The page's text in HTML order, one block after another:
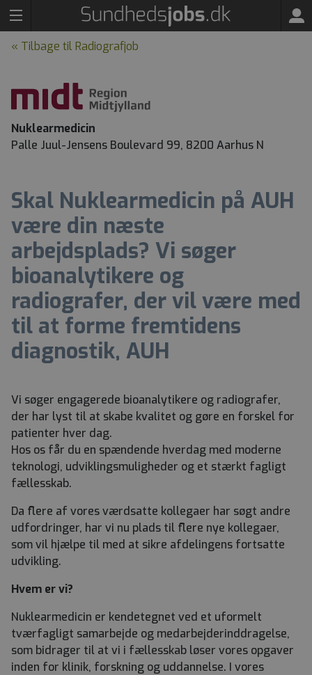
« Tilbage til Radiografjob
Nuklearmedicin
Palle Juul-Jensens Boulevard 99, 8200 Aarhus N
Skal Nuklearmedicin på AUH
være din næste
arbejdsplads? Vi søger
bioanalytikere og
radiografer, der vil være med
til at forme fremtidens
diagnostik, AUH
Vi søger engagerede bioanalytikere og radiografer,
der har lyst til at skabe kvalitet og gøre en forskel for
patienter hver dag.
Hos os får du en spændende hverdag med moderne
teknologi, udviklingsmuligheder og et stærkt fagligt
fællesskab.
Da flere af vores værdsatte kollegaer har søgt andre
udfordringer, har vi nu plads til flere nye kollegaer,
som vil hjælpe til med at sikre afdelingens fortsatte
udvikling.
Hvem er vi?
Nuklearmedicin er kendetegnet ved et uformelt
tværfagligt samarbejde og medarbejderinddragelse,
som bidrager til at vi i fællesskab løser vores opgaver
inden for klinik, forskning og uddannelse. I vores